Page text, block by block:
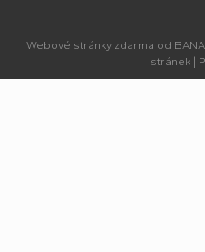
Webové stránky zdarma od
stránek